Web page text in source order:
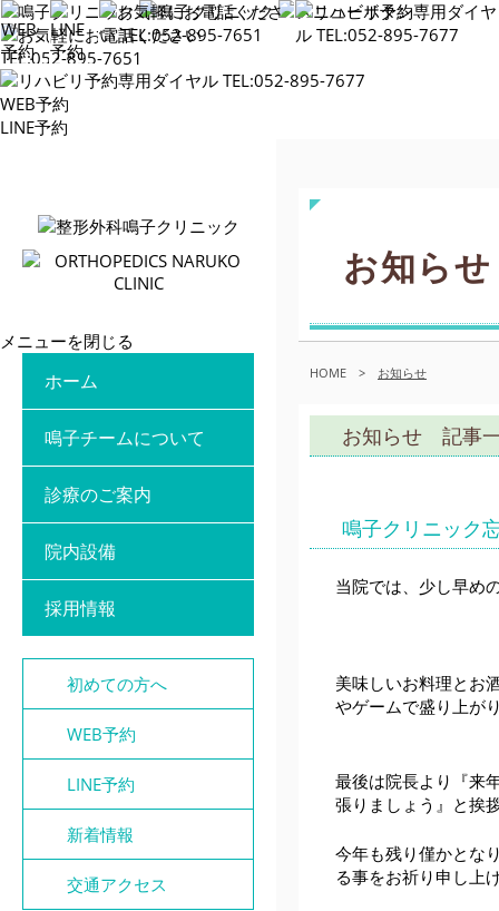
WEB予約
LINE予約
メニューを閉じる
ホーム
鳴子チームについて
診療のご案内
院内設備
採用情報
初めての方へ
WEB予約
LINE予約
新着情報
交通アクセス
お知らせ
HOME > お知らせ
お知らせ 記事
鳴子クリニック
当院では、少し早め
美味しいお料理とお
やゲームで盛り上が
最後は院長より『来
張りましょう』と挨
今年も残り僅かとな
る事をお祈り申し上